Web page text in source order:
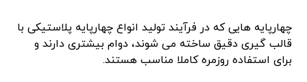
چهارپایه ‌هایی که در فرآیند تولید انواع چهارپایه پلاستیکی با
قالب ‌گیری دقیق ساخته می ‌شوند، دوام بیشتری دارند و
برای استفاده روزمره کاملا مناسب هستند.